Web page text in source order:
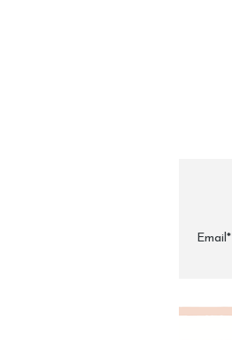
Email*